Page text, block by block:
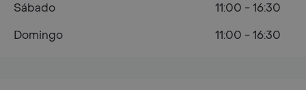
Sábado
11:00 - 16:30
Domingo
11:00 - 16:30